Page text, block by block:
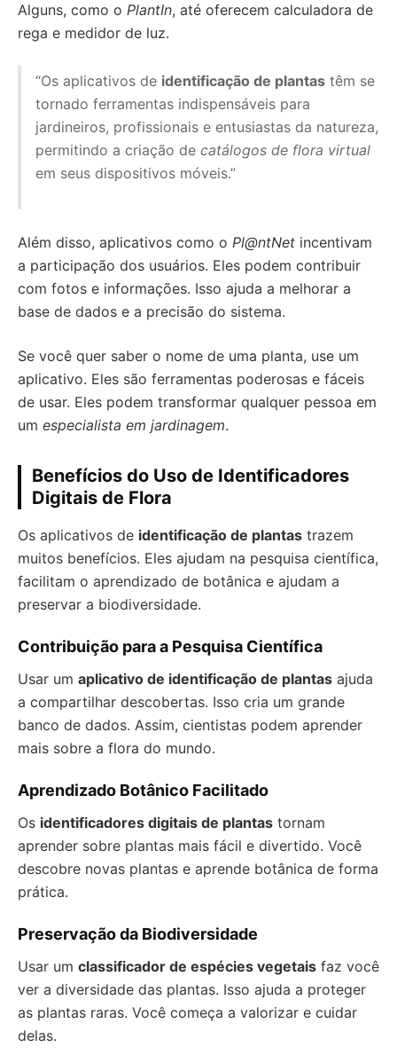
Alguns, como o PlantIn, até oferecem calculadora de
rega e medidor de luz.
“Os aplicativos de identificação de plantas têm se
tornado ferramentas indispensáveis para
jardineiros, profissionais e entusiastas da natureza,
permitindo a criação de catálogos de flora virtual
em seus dispositivos móveis.”
Além disso, aplicativos como o Pl@ntNet incentivam
a participação dos usuários. Eles podem contribuir
com fotos e informações. Isso ajuda a melhorar a
base de dados e a precisão do sistema.
Se você quer saber o nome de uma planta, use um
aplicativo. Eles são ferramentas poderosas e fáceis
de usar. Eles podem transformar qualquer pessoa em
um especialista em jardinagem.
Benefícios do Uso de Identificadores
Digitais de Flora
Os aplicativos de identificação de plantas trazem
muitos benefícios. Eles ajudam na pesquisa científica,
facilitam o aprendizado de botânica e ajudam a
preservar a biodiversidade.
Contribuição para a Pesquisa Científica
Usar um aplicativo de identificação de plantas ajuda
a compartilhar descobertas. Isso cria um grande
banco de dados. Assim, cientistas podem aprender
mais sobre a flora do mundo.
Aprendizado Botânico Facilitado
Os identificadores digitais de plantas tornam
aprender sobre plantas mais fácil e divertido. Você
descobre novas plantas e aprende botânica de forma
prática.
Preservação da Biodiversidade
Usar um classificador de espécies vegetais faz você
ver a diversidade das plantas. Isso ajuda a proteger
as plantas raras. Você começa a valorizar e cuidar
delas.